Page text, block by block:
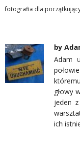
fotografia dla
by
Adam
głowy
jeden
ich